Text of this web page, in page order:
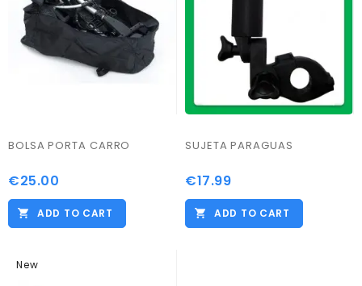
BOLSA PORTA CARRO
Price
€25.00
ADD TO CART
SUJETA PARAGUAS
Price
€17.99
ADD TO CART
New